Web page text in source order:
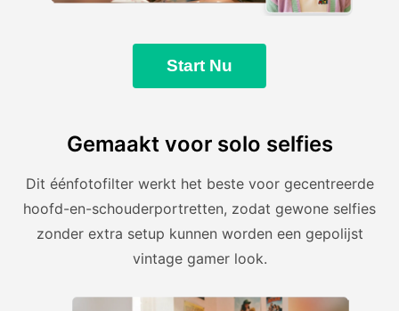
Start Nu
Gemaakt voor solo selfies
Dit éénfotofilter werkt het beste voor gecentreerde
hoofd-en-schouderportretten, zodat gewone selfies
zonder extra setup kunnen worden een gepolijst
vintage gamer look.